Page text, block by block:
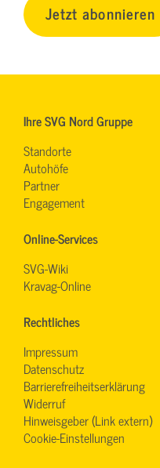
Jetzt abonnieren
Ihre SVG Nord Gruppe
Standorte
Autohöfe
Partner
Engagement
Online-Services
SVG-Wiki
Kravag-Online
Rechtliches
Impressum
Datenschutz
Barrierefreiheitserklärung
Widerruf
Hinweisgeber (Link extern)
Cookie-Einstellungen